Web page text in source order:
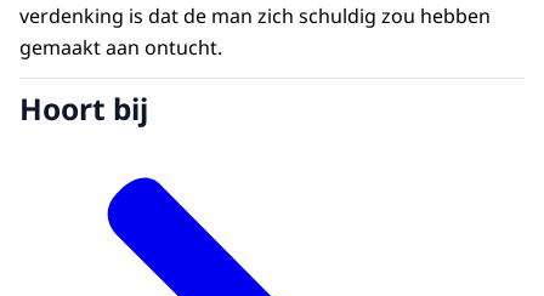
verdenking is dat de man zich schuldig zou hebben
gemaakt aan ontucht.
Hoort bij